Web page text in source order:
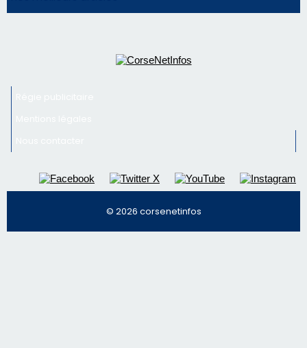
© 2026 corsenetinfos